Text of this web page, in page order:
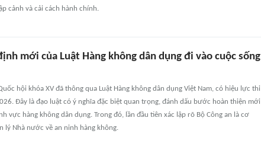
cảnh và cải cách hành chính.
mới của Luật Hàng không dân dụng đi vào cuộc sống
hội khóa XV đã thông qua Luật Hàng không dân dụng Việt Nam, có hiệu lực thi
Đây là đạo luật có ý nghĩa đặc biệt quan trọng, đánh dấu bước hoàn thiện mới
vực hàng không dân dụng. Trong đó, lần đầu tiên xác lập rõ Bộ Công an là cơ
lý Nhà nước về an ninh hàng không.